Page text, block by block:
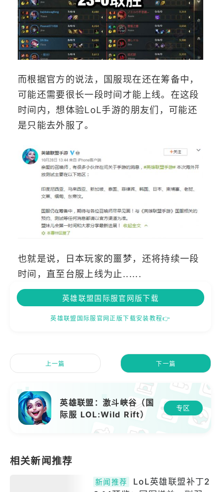
而根据官方的说法，国服现在还在筹备中，
可能还需要很长一段时间才能上线。在这段
时间内，想体验LoL手游的朋友们，可能还
是只能去外服了。
也就是说，日本玩家的噩梦，还将持续一段
时间，直至台服上线为止......
英雄联盟国际服官网版下载
英雄联盟国际服官网正版下载安装教程👉
上一篇 下一篇
英雄联盟：激斗峡谷（国
际服 LOL:Wild Rift）
专区
新闻推荐
LoL英雄联盟补丁2